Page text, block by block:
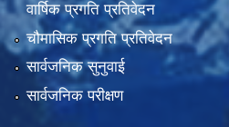
वार्षिक प्रगति प्रतिवेदन
चौमासिक प्रगति प्रतिवेदन
सार्वजनिक सुनुवाई
सार्वजनिक परीक्षण